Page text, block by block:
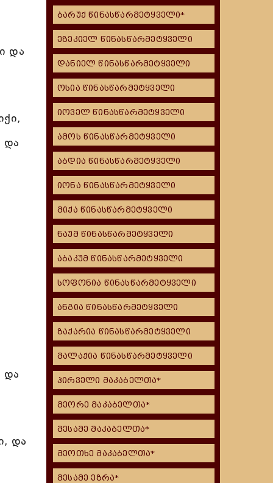
და
და
და
და
ბარუქ წინასწარმეტყველი*
ეზეკიელ წინასწარმეტყველი
დანიელ წინასწარმეტყველი
ოსია წინასწარმეტყველი
იოველ წინასწარმეტყველი
ამოს წინასწარმეტყველი
აბდია წინასწარმეტყველი
იონა წინასწარმეტყველი
მიქა წინასწარმეტყველი
ნაუმ წინასწარმეტყველი
აბაკუმ წინასწარმეტყველი
სოფონია წინასწარმეტყველი
ანგია წინასწარმეტყველი
ზაქარია წინასწარმეტყველი
მალაქია წინასწარმეტყველი
პირველი მაკაბელთა*
მეორე მაკაბელთა*
მესამე მაკაბელთა*
მეოთხე მაკაბელთა*
მესამე ეზრა*